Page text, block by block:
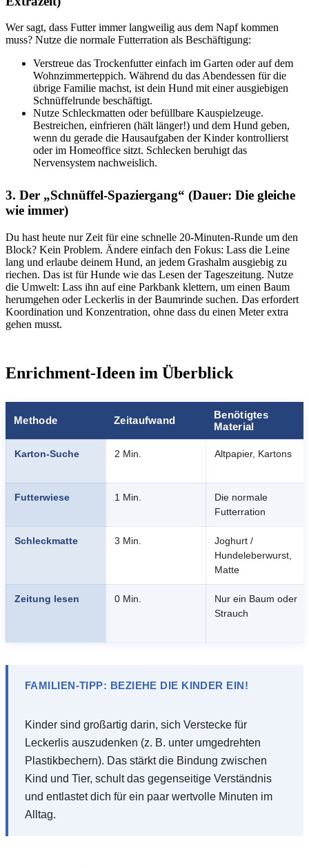
Wer sagt, dass Futter immer langweilig aus dem Napf kommen
muss? Nutze die normale Futterration als Beschäftigung:
Verstreue das Trockenfutter einfach im Garten oder auf dem
Wohnzimmerteppich. Während du das Abendessen für die
übrige Familie machst, ist dein Hund mit einer ausgiebigen
Schnüffelrunde beschäftigt.
Nutze Schleckmatten oder befüllbare Kauspielzeuge.
Bestreichen, einfrieren (hält länger!) und dem Hund geben,
wenn du gerade die Hausaufgaben der Kinder kontrollierst
oder im Homeoffice sitzt. Schlecken beruhigt das
Nervensystem nachweislich.
3. Der „Schnüffel-Spaziergang“ (Dauer: Die gleiche
wie immer)
Du hast heute nur Zeit für eine schnelle 20-Minuten-Runde um den
Block? Kein Problem. Ändere einfach den Fokus: Lass die Leine
lang und erlaube deinem Hund, an jedem Grashalm ausgiebig zu
riechen. Das ist für Hunde wie das Lesen der Tageszeitung. Nutze
die Umwelt: Lass ihn auf eine Parkbank klettern, um einen Baum
herumgehen oder Leckerlis in der Baumrinde suchen. Das erfordert
Koordination und Konzentration, ohne dass du einen Meter extra
gehen musst.
Enrichment-Ideen im Überblick
Methode Zeitaufwand
Benötigtes
Material
Karton-Suche 2 Min. Altpapier, Kartons
Futterwiese 1 Min.
Die normale
Futterration
Schleckmatte 3 Min.
Joghurt /
Hundeleberwurst,
Matte
Zeitung lesen 0 Min.
Nur ein Baum oder
Strauch
FAMILIEN-TIPP: BEZIEHE DIE KINDER EIN!
Kinder sind großartig darin, sich Verstecke für
Leckerlis auszudenken (z. B. unter umgedrehten
Plastikbechern). Das stärkt die Bindung zwischen
Kind und Tier, schult das gegenseitige Verständnis
und entlastet dich für ein paar wertvolle Minuten im
Alltag.